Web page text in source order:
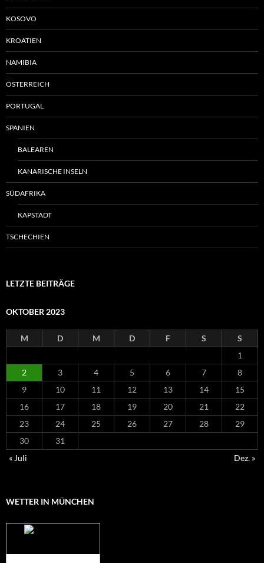
KOSOVO
KROATIEN
NAMIBIA
ÖSTERREICH
PORTUGAL
SPANIEN
BALEAREN
KANARISCHE INSELN
SÜDAFRIKA
KAPSTADT
TSCHECHIEN
LETZTE BEITRÄGE
OKTOBER 2023
M D M D F S
S
1
2
3 4 5 6 7
8
9
10 11 12 13 14
15
16
17 18 19 20 21
22
23
24 25 26 27 28
29
30
31
« Juli
Dez. »
WETTER IN MÜNCHEN